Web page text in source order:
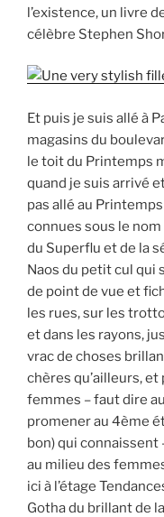
l’existence, un livre
célèbre Stephen
Et puis je suis allé à
magasins du
le toit du Printemps
quand je suis arrivé
pas allé au
connues sous le
du Superflu et de la
Naos du petit cul qui
de point de vue et
les rues, sur les
et dans les rayons,
vrac de choses
chères qu’ailleurs,
femmes – faut dire
promener au 4ème
bon) qui connaissent
au milieu des
ici à l’étage
Gotha du brillant de